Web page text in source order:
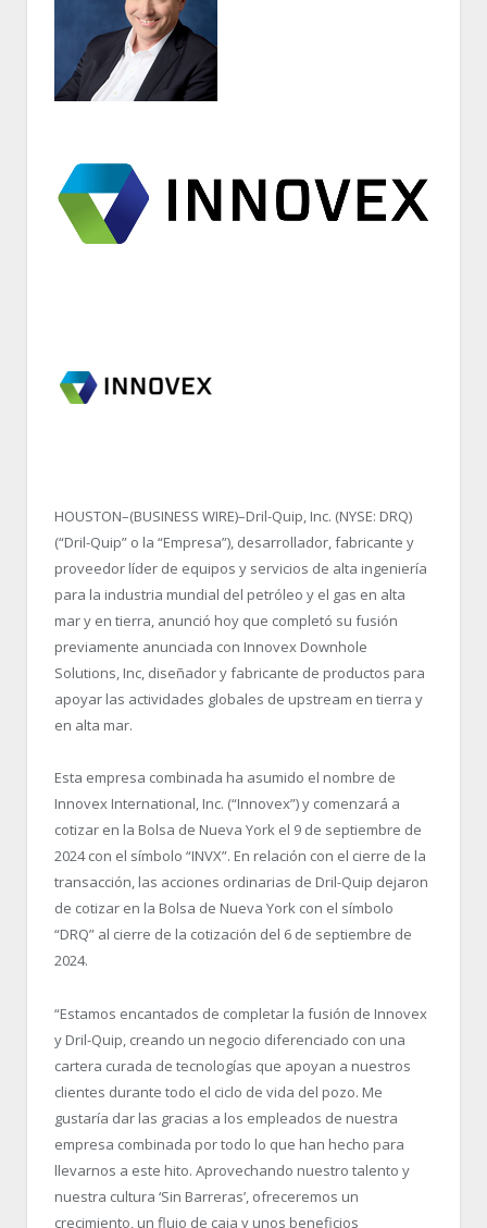
HOUSTON–(BUSINESS WIRE)–Dril-Quip, Inc. (NYSE: DRQ)
(“Dril-Quip” o la “Empresa”), desarrollador, fabricante y
proveedor líder de equipos y servicios de alta ingeniería
para la industria mundial del petróleo y el gas en alta
mar y en tierra, anunció hoy que completó su fusión
previamente anunciada con Innovex Downhole
Solutions, Inc, diseñador y fabricante de productos para
apoyar las actividades globales de upstream en tierra y
en alta mar.
Esta empresa combinada ha asumido el nombre de
Innovex International, Inc. (“Innovex”) y comenzará a
cotizar en la Bolsa de Nueva York el 9 de septiembre de
2024 con el símbolo “INVX”. En relación con el cierre de la
transacción, las acciones ordinarias de Dril-Quip dejaron
de cotizar en la Bolsa de Nueva York con el símbolo
“DRQ” al cierre de la cotización del 6 de septiembre de
2024.
“Estamos encantados de completar la fusión de Innovex
y Dril-Quip, creando un negocio diferenciado con una
cartera curada de tecnologías que apoyan a nuestros
clientes durante todo el ciclo de vida del pozo. Me
gustaría dar las gracias a los empleados de nuestra
empresa combinada por todo lo que han hecho para
llevarnos a este hito. Aprovechando nuestro talento y
nuestra cultura ‘Sin Barreras’, ofreceremos un
crecimiento, un flujo de caja y unos beneficios